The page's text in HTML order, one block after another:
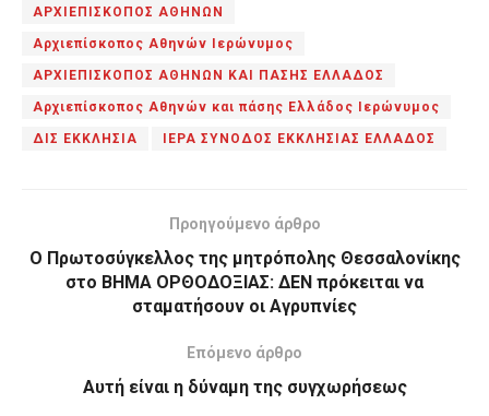
ΑΡΧΙΕΠΙΣΚΟΠΟΣ ΑΘΗΝΩΝ
Αρχιεπίσκοπος Αθηνών Ιερώνυμος
ΑΡΧΙΕΠΙΣΚΟΠΟΣ ΑΘΗΝΩΝ ΚΑΙ ΠΑΣΗΣ ΕΛΛΑΔΟΣ
Αρχιεπίσκοπος Αθηνών και πάσης Ελλάδος Ιερώνυμος
ΔΙΣ ΕΚΚΛΗΣΙΑ ΙΕΡΑ ΣΥΝΟΔΟΣ ΕΚΚΛΗΣΙΑΣ ΕΛΛΑΔΟΣ
Προηγούμενο άρθρο
Ο Πρωτοσύγκελλος της μητρόπολης Θεσσαλονίκης
στο ΒΗΜΑ ΟΡΘΟΔΟΞΙΑΣ: ΔΕΝ πρόκειται να
σταματήσουν οι Αγρυπνίες
Επόμενο άρθρο
Αυτή είναι η δύναμη της συγχωρήσεως